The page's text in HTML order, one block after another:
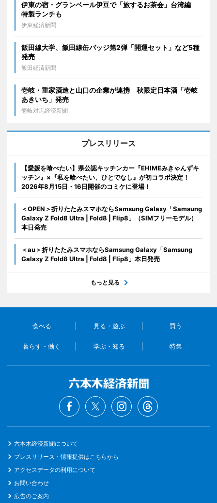
伊東の宿・グランベール伊豆で「旅するお茶会」台湾編
特製ランチも
伊東経済新聞
飯田線大学、飯田線缶バッジ第2弾「開運セット」など5種
発売
飯田経済新聞
壱岐・重家酒造と山口の企業が連携 秋限定日本酒「壱岐
あきいち」発売
壱岐対馬経済新聞
プレスリリース
【愛媛を喰べたい】県公認キッチンカー『EHIMEみきゃんずキ
ッチン』×『私を喰べたい、ひとでなし』が初コラボ決定！
2026年8月15日・16日開催のコミケに登場！
＜OPEN＞折りたたみスマホならSamsung Galaxy「Samsung
Galaxy Z Fold8 Ultra | Fold8 | Flip8」（SIMフリーモデル）
本日発売
＜au＞折りたたみスマホならSamsung Galaxy「Samsung
Galaxy Z Fold8 Ultra | Fold8 | Flip8」本日発売
もっと見る
食べる 見る・遊ぶ 買う
暮らす・働く 学ぶ・知る 特集
六本木経済新聞について
プレスリリース・情報提供はこちらから
アクセスデータの利用について
お問い合わせ
広告のご案内